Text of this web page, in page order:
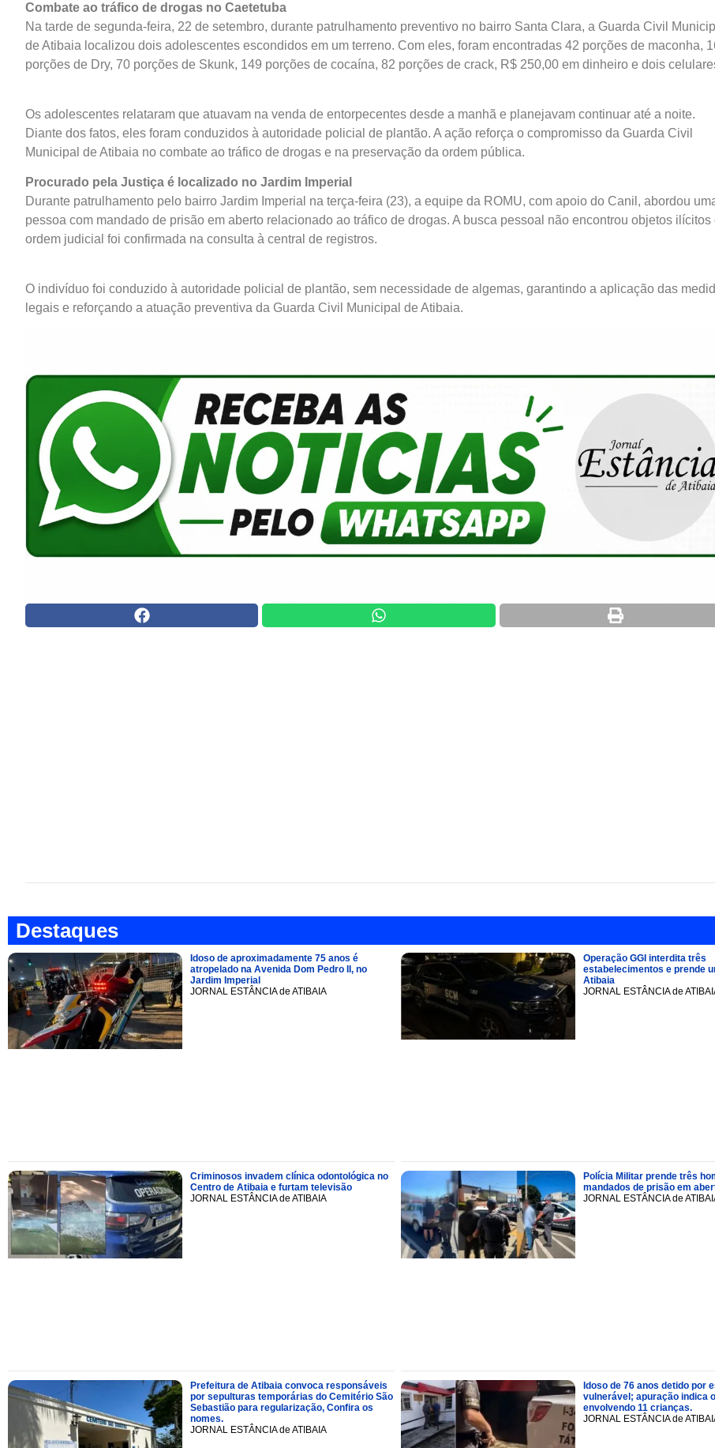
Combate ao tráfico de drogas no Caetetuba
Na tarde de segunda-feira, 22 de setembro, durante patrulhamento preventivo no bairro Santa Clara, a Guarda Civil
de Atibaia localizou dois adolescentes escondidos em um terreno. Com eles, foram encontradas 42 porções de maconha,
porções de Dry, 70 porções de Skunk, 149 porções de cocaína, 82 porções de crack, R$ 250,00 em dinheiro e dois
Os adolescentes relataram que atuavam na venda de entorpecentes desde a manhã e planejavam continuar até a noite.
Diante dos fatos, eles foram conduzidos à autoridade policial de plantão. A ação reforça o compromisso da Guarda Civil
Municipal de Atibaia no combate ao tráfico de drogas e na preservação da ordem pública.
Procurado pela Justiça é localizado no Jardim Imperial
Durante patrulhamento pelo bairro Jardim Imperial na terça-feira (23), a equipe da ROMU, com apoio do Canil, abordou
pessoa com mandado de prisão em aberto relacionado ao tráfico de drogas. A busca pessoal não encontrou objetos ilícitos
ordem judicial foi confirmada na consulta à central de registros.
O indivíduo foi conduzido à autoridade policial de plantão, sem necessidade de algemas, garantindo a aplicação das
legais e reforçando a atuação preventiva da Guarda Civil Municipal de Atibaia.
Destaques
Idoso de aproximadamente 75 anos é
atropelado na Avenida Dom Pedro II, no
Jardim Imperial
JORNAL ESTÂNCIA de ATIBAIA
Operação GGI interdita três
estabelecimentos e prende
Atibaia
JORNAL ESTÂNCIA de
Criminosos invadem clínica odontológica no
Centro de Atibaia e furtam televisão
JORNAL ESTÂNCIA de ATIBAIA
Polícia Militar prende três
mandados de prisão em
JORNAL ESTÂNCIA de
Prefeitura de Atibaia convoca responsáveis
por sepulturas temporárias do Cemitério São
Sebastião para regularização, Confira os
nomes.
JORNAL ESTÂNCIA de ATIBAIA
Idoso de 76 anos detido por
vulnerável; apuração indica
envolvendo 11 crianças.
JORNAL ESTÂNCIA de